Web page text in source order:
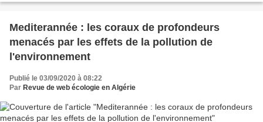
Mediterannée : les coraux de profondeurs
menacés par les effets de la pollution de
l'environnement
Publié le 03/09/2020 à 08:22
Par Revue de web écologie en Algérie